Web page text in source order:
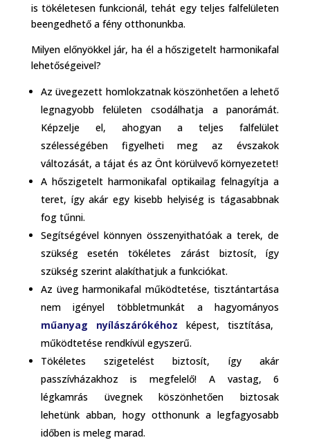
is tökéletesen funkcionál, tehát egy teljes falfelületen
beengedhető a fény otthonunkba.
Milyen előnyökkel jár, ha él a hőszigetelt harmonikafal
lehetőségeivel?
Az üvegezett homlokzatnak köszönhetően a lehető
legnagyobb felületen csodálhatja a panorámát.
Képzelje el, ahogyan a teljes falfelület
szélességében figyelheti meg az évszakok
változását, a tájat és az Önt körülvevő környezetet!
A hőszigetelt harmonikafal optikailag felnagyítja a
teret, így akár egy kisebb helyiség is tágasabbnak
fog tűnni.
Segítségével könnyen összenyithatóak a terek, de
szükség esetén tökéletes zárást biztosít, így
szükség szerint alakíthatjuk a funkciókat.
Az üveg harmonikafal működtetése, tisztántartása
nem igényel többletmunkát a hagyományos
műanyag nyílászárókéhoz képest, tisztítása,
működtetése rendkívül egyszerű.
Tökéletes szigetelést biztosít, így akár
passzívházakhoz is megfelelő! A vastag, 6
légkamrás üvegnek köszönhetően biztosak
lehetünk abban, hogy otthonunk a legfagyosabb
időben is meleg marad.